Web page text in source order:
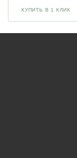
КУПИТЬ В 1 КЛИК